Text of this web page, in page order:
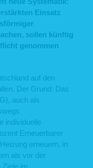
Einsatz
sollen künftig
genommen
auf den
Der Grund: Das
auch als
individuelle
Erneuerbarer
erneuern, in
als vor der